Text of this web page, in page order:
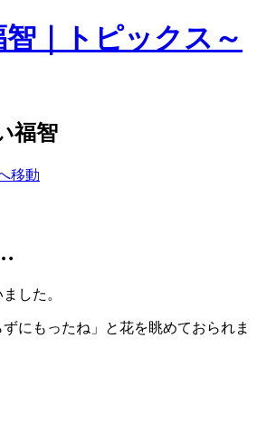
｜トピックス～
福智
移動
した。
ずにもったね」と花を眺めておられま